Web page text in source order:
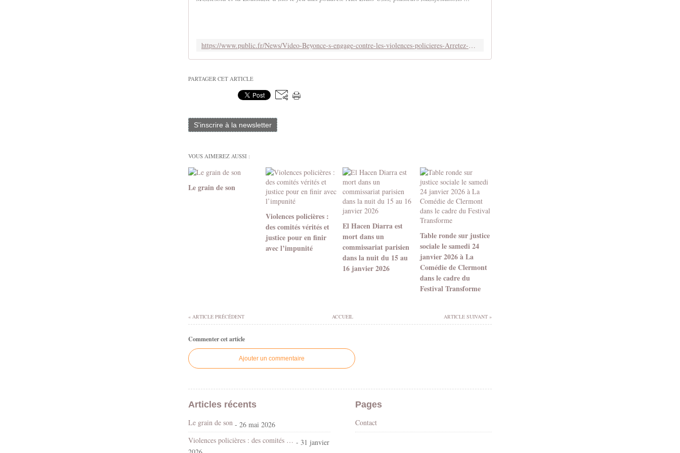
https://www.public.fr/News/Video-Beyonce-s-engage-contre-les-violences-policieres-Arretez-de-nous-tuer-1050460
PARTAGER CET ARTICLE
S'inscrire à la newsletter
VOUS AIMEREZ AUSSI :
Le grain de son
Violences policières :
des comités vérités et
justice pour en finir
avec l’impunité
El Hacen Diarra est
mort dans un
commissariat parisien
dans la nuit du 15 au
16 janvier 2026
Table ronde sur justice
sociale le samedi 24
janvier 2026 à La
Comédie de Clermont
dans le cadre du
Festival Transforme
ACCUEIL
« ARTICLE PRÉCÉDENT ARTICLE SUIVANT »
Commenter cet article
Ajouter un commentaire
Articles récents
Le grain de son - 26 mai 2026
Violences policières : des comités vérités et justice pour en finir avec l’impunité - 31 janvier
Pages
Contact